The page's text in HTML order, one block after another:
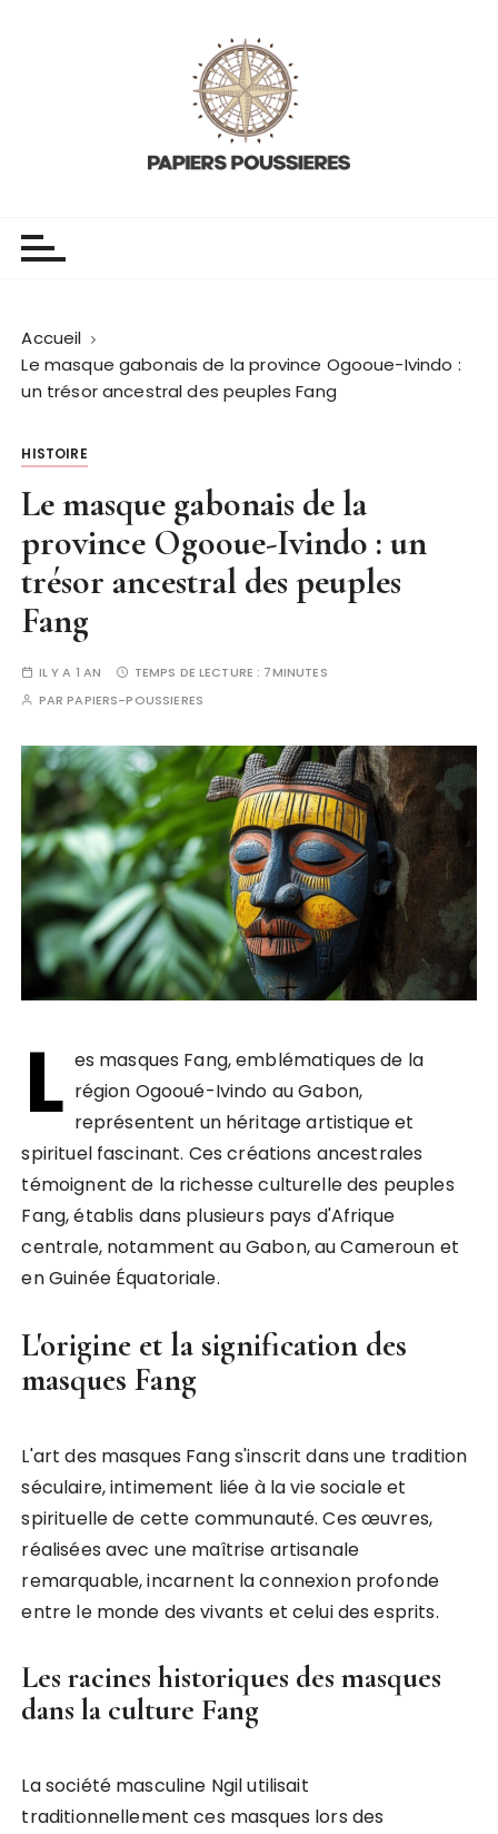
Accueil
Le masque gabonais de la province Ogooue-Ivindo :
un trésor ancestral des peuples Fang
HISTOIRE
Le masque gabonais de la
province Ogooue-Ivindo : un
trésor ancestral des peuples
Fang
IL Y A 1 AN TEMPS DE LECTURE : 7MINUTES
PARPAPIERS-POUSSIERES
L es masques Fang, emblématiques de la
région Ogooué-Ivindo au Gabon,
représentent un héritage artistique et
spirituel fascinant. Ces créations ancestrales
témoignent de la richesse culturelle des peuples
Fang, établis dans plusieurs pays d'Afrique
centrale, notamment au Gabon, au Cameroun et
en Guinée Équatoriale.
L'origine et la signification des
masques Fang
L'art des masques Fang s'inscrit dans une tradition
séculaire, intimement liée à la vie sociale et
spirituelle de cette communauté. Ces œuvres,
réalisées avec une maîtrise artisanale
remarquable, incarnent la connexion profonde
entre le monde des vivants et celui des esprits.
Les racines historiques des masques
dans la culture Fang
La société masculine Ngil utilisait
traditionnellement ces masques lors des